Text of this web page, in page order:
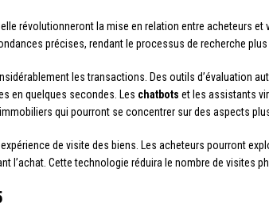
révolutionneront la mise en relation entre acheteurs
précises, rendant le processus de recherche
les transactions. Des outils d’évaluation
en quelques secondes. Les chatbots et les assistants
qui pourront se concentrer sur des aspects
de visite des biens. Les acheteurs pourront
l’achat. Cette technologie réduira le nombre de visites